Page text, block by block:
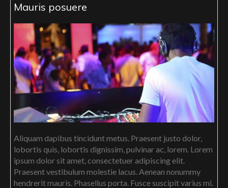
Mauris posuere
Aliquam dapibus tincidunt metus. Praesent justo dolor,
lobortis quis, lobortis dignissim, pulvinar ac, lorem. Lorem
ipsum dolor sit amet, consectetuer adipiscing elit.
Praesent vestibulum molestie lacus. Aenean nonummy
hendrerit mauris. Phasellus porta. Fusce suscipit varius mi.